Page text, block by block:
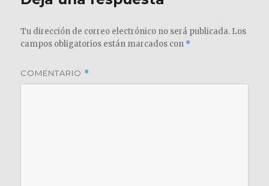
Tu dirección de correo electrónico no será publicada. Los
campos obligatorios están marcados con *
COMENTARIO *